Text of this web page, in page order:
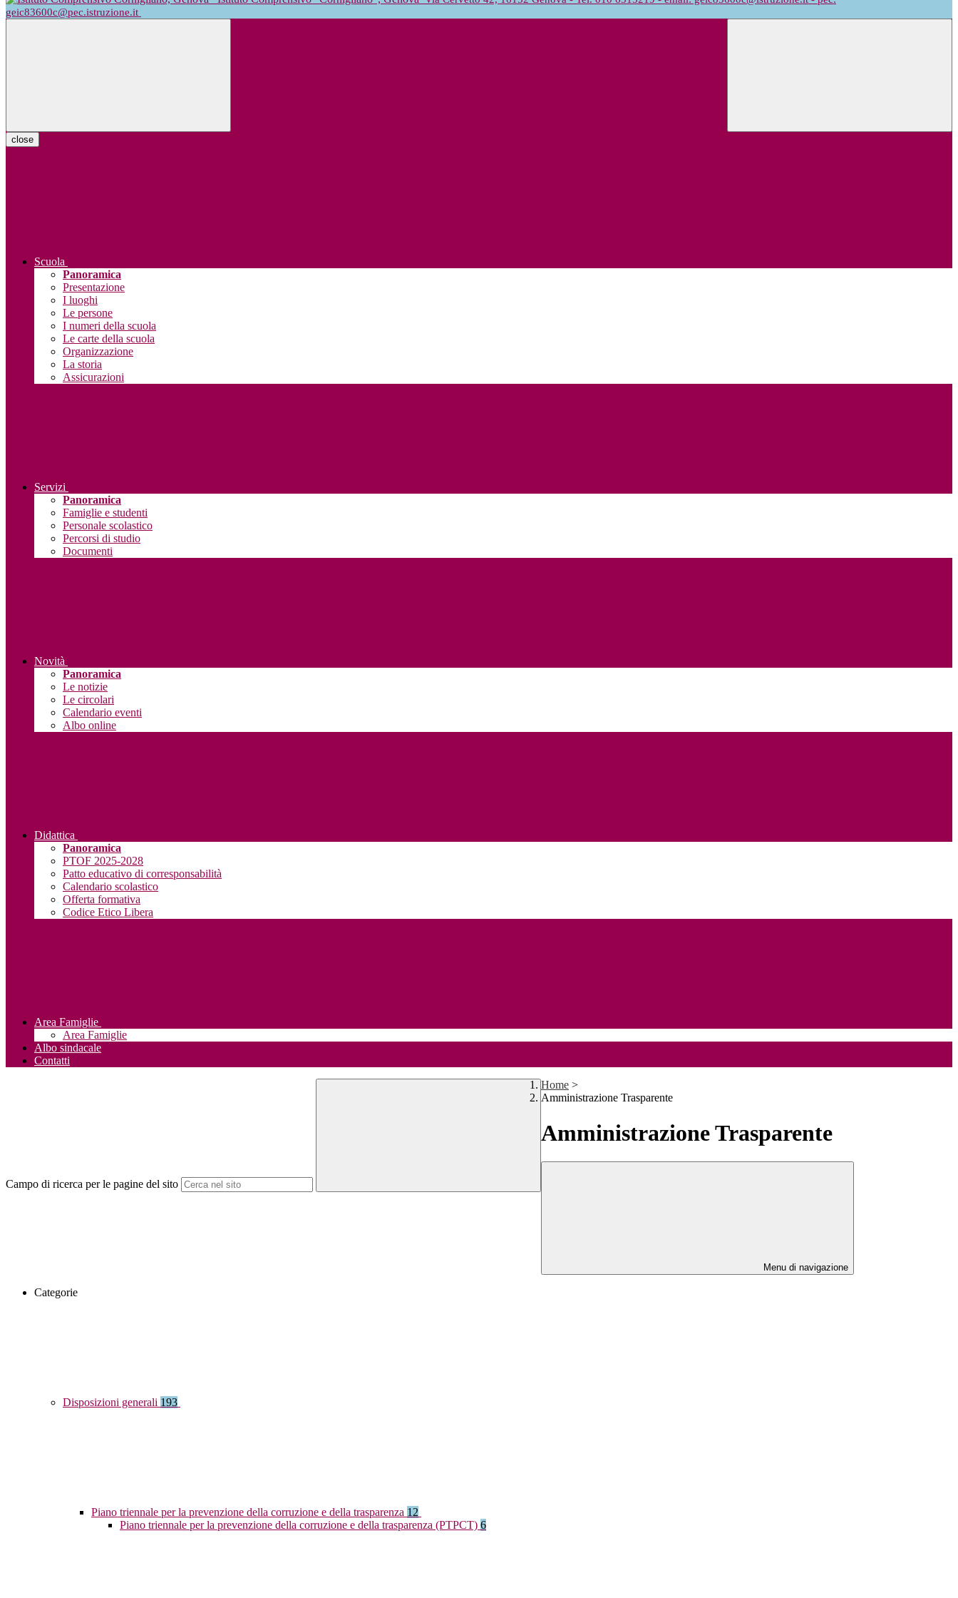
geic83600c@pec.istruzione.it
close
Scuola
Panoramica
Presentazione
I luoghi
Le persone
I numeri della scuola
Le carte della scuola
Organizzazione
La storia
Assicurazioni
Servizi
Panoramica
Famiglie e studenti
Personale scolastico
Percorsi di studio
Documenti
Novità
Panoramica
Le notizie
Le circolari
Calendario eventi
Albo online
Didattica
Panoramica
PTOF 2025-2028
Patto educativo di corresponsabilità
Calendario scolastico
Offerta formativa
Codice Etico Libera
Area Famiglie
Area Famiglie
Albo sindacale
Contatti
Campo di ricerca per le pagine del sito
Home >
Amministrazione Trasparente
Amministrazione Trasparente
Menu di navigazione
Categorie
Disposizioni generali 193
Piano triennale per la prevenzione della corruzione e della trasparenza 12
Piano triennale per la prevenzione della corruzione e della trasparenza (PTPCT) 6